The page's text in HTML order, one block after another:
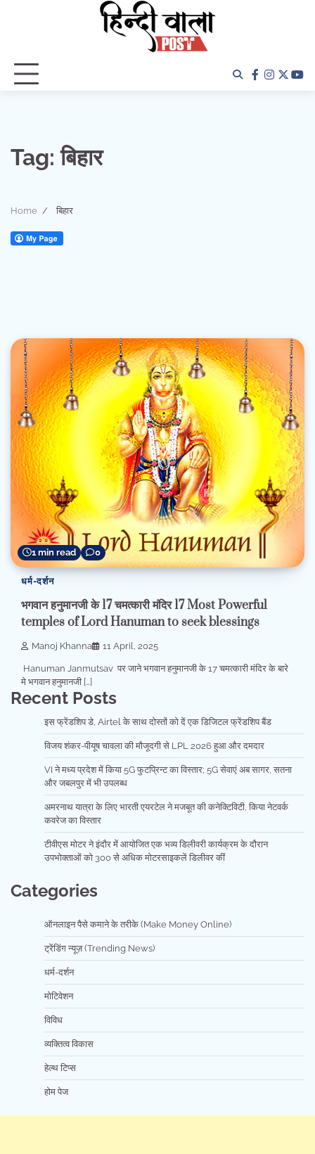
facebook
twitter
Tag:बिहार
Home बिहार
1 min read 0
धर्म-दर्शन
भगवान हनुमानजी के 17 चमत्कारी मंदिर 17 Most Powerful
temples of Lord Hanuman to seek blessings
Manoj Khanna 11 April, 2025
Hanuman Janmutsav पर जाने भगवान हनुमानजी के 17 चमत्कारी मंदिर के बारे
मे भगवान हनुमानजी […]
Recent Posts
इस फ्रेंडशिप डे, Airtel के साथ दोस्तों को दें एक डिजिटल फ्रेंडशिप बैंड
विजय शंकर-पीयूष चावला की मौजूदगी से LPL 2026 हुआ और दमदार
VI ने मध्य प्रदेश में किया 5G फुटप्रिन्ट का विस्तार; 5G सेवाएं अब सागर, सतना
और जबलपुर में भी उपलब्ध
अमरनाथ यात्रा के लिए भारती एयरटेल ने मजबूत की कनेक्टिविटी, किया नेटवर्क
कवरेज का विस्तार
टीवीएस मोटर ने इंदौर में आयोजित एक भव्य डिलीवरी कार्यक्रम के दौरान
उपभोक्ताओं को 300 से अधिक मोटरसाइकलें डिलीवर कीं
Categories
ऑनलाइन पैसे कमाने के तरीके (Make Money Online)
ट्रेंडिंग न्यूज़ (Trending News)
धर्म-दर्शन
मोटिवेशन
विविध
व्यक्तित्व विकास
हेल्थ टिप्स
होम पेज